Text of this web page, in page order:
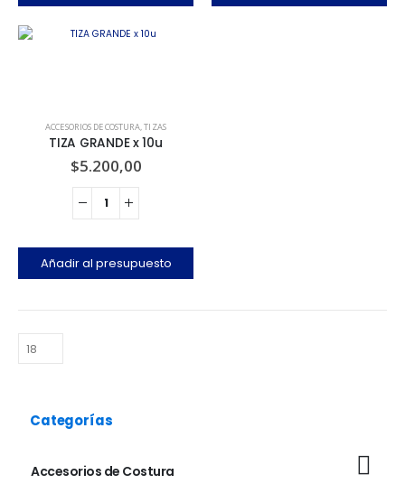
ACCESORIOS DE COSTURA,TIZAS
TIZA GRANDE x 10u
$5.200,00
Añadir al presupuesto
Categorías
Accesorios de Costura